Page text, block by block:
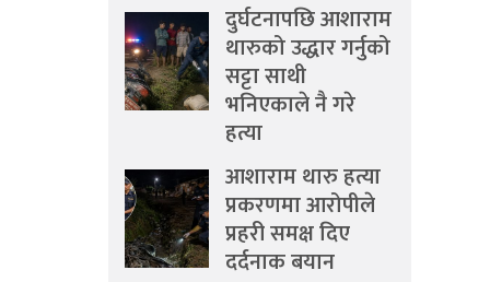
दुर्घटनापछि आशाराम
थारुको उद्धार गर्नुको
सट्टा साथी
भनिएकाले नै गरे
हत्या
आशाराम थारु हत्या
प्रकरणमा आरोपीले
प्रहरी समक्ष दिए
दर्दनाक बयान